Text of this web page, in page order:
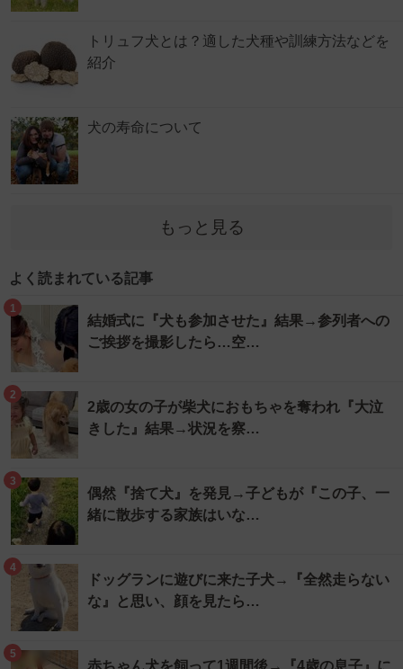
トリュフ犬とは？適した犬種や訓練方法などを
紹介
犬の寿命について
もっと見る
よく読まれている記事
1
結婚式に『犬も参加させた』結果→参列者への
ご挨拶を撮影したら…空…
2
2歳の女の子が柴犬におもちゃを奪われ『大泣
きした』結果→状況を察…
3
偶然『捨て犬』を発見→子どもが『この子、一
緒に散歩する家族はいな…
4
ドッグランに遊びに来た子犬→『全然走らない
な』と思い、顔を見たら…
5
赤ちゃん犬を飼って1週間後→『4歳の息子』に